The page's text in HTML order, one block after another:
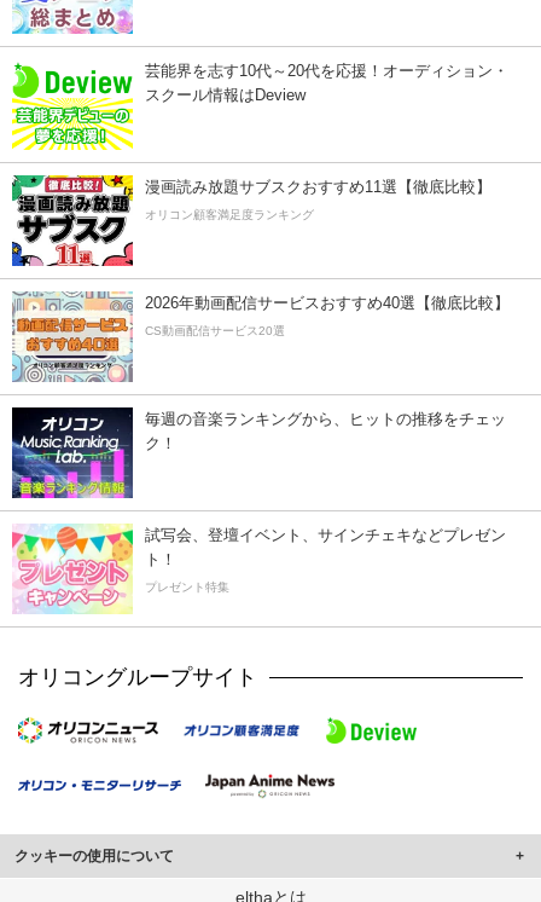
芸能界を志す10代～20代を応援！オーディション・
スクール情報はDeview
漫画読み放題サブスクおすすめ11選【徹底比較】
オリコン顧客満足度ランキング
2026年動画配信サービスおすすめ40選【徹底比較】
CS動画配信サービス20選
毎週の音楽ランキングから、ヒットの推移をチェッ
ク！
試写会、登壇イベント、サインチェキなどプレゼン
ト！
プレゼント特集
オリコングループサイト
クッキーの使用について
このサイトでは Cookie を使用して、ユーザーに合わせたコンテンツや広告の
elthaとは